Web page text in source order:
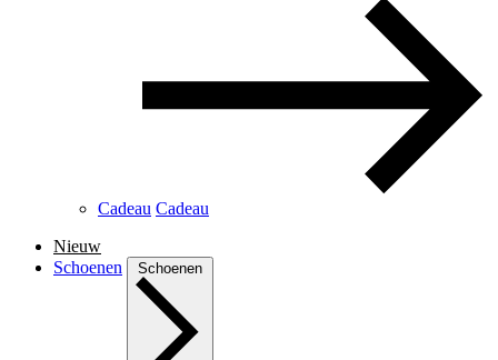
Cadeau Cadeau
Nieuw
Schoenen
Schoenen